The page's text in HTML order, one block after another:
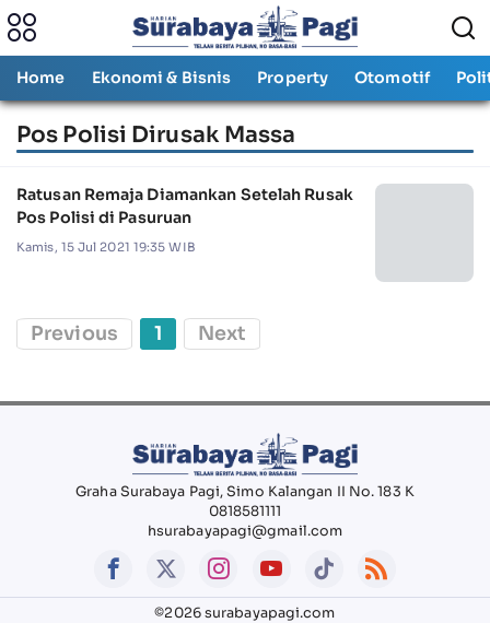
Home Ekonomi & Bisnis Property Otomotif
Pos Polisi Dirusak Massa
Ratusan Remaja Diamankan Setelah Rusak
Pos Polisi di Pasuruan
Kamis, 15 Jul 2021 19:35 WIB
Previous 1 Next
Graha Surabaya Pagi, Simo Kalangan II No. 183 K
0818581111
hsurabayapagi@gmail.com
©2026 surabayapagi.com